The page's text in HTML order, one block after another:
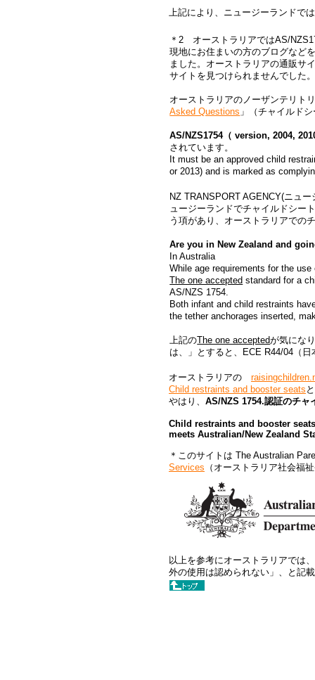
上記により、ニュージーランドで
＊2 オーストラリアではAS/
現地にお住まいの方のブログなど
ました。オーストラリアの通販サ
サイトを見つけられませんでした
オーストラリアのノーザンテリト
Asked Questions 」（チャイルド
AS/NZS1754（ version, 2004,
されています。
It must be an approved child
or 2013) and is marked as
NZ TRANSPORT AGENCY(ニュ
ュージーランドでチャイルドシー
う項があり、オーストラリアでの
Are you in New Zealand and
In Australia
While age requirements for the
The one accepted standard for a
AS/NZS 1754.
Both infant and child restraints
the tether anchorages inserted,
上記のThe one acceptedが気にな
は、」とすると、ECE R44/04（
オーストラリアの
Child restraints and booster seats
やはり、 AS/NZS 1754.認証のチャ
Child restraints and booster
meets Australian/New Zealand
＊このサイトは The Australian
Services （オーストラリア社会福
以上を参考にオーストラリアでは
外の使用は認められない」、と記